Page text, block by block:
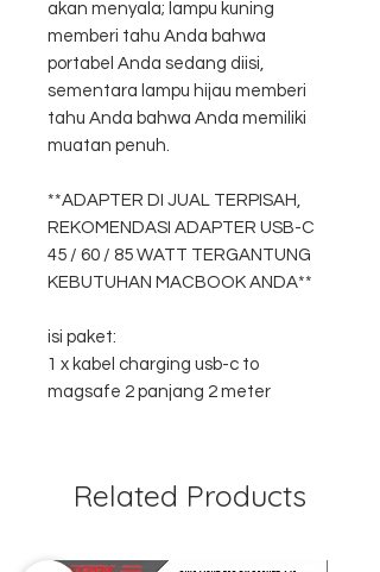
akan menyala; lampu kuning
memberi tahu Anda bahwa
portabel Anda sedang diisi,
sementara lampu hijau memberi
tahu Anda bahwa Anda memiliki
muatan penuh.
**ADAPTER DI JUAL TERPISAH,
REKOMENDASI ADAPTER USB-C
45 / 60 / 85 WATT TERGANTUNG
KEBUTUHAN MACBOOK ANDA**
isi paket:
1 x kabel charging usb-c to
magsafe 2 panjang 2 meter
Related Products